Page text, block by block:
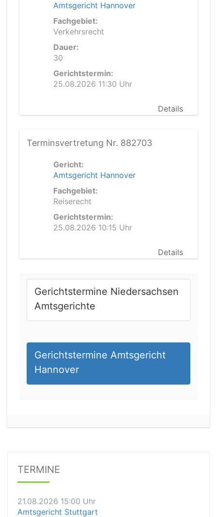
Amtsgericht Hannover
Fachgebiet:
Verkehrsrecht
Dauer:
30
Gerichtstermin:
25.08.2026 11:30 Uhr
Details
Terminsvertretung Nr. 882703
Gericht:
Amtsgericht Hannover
Fachgebiet:
Reiserecht
Gerichtstermin:
25.08.2026 10:15 Uhr
Details
Gerichtstermine Niedersachsen
Amtsgerichte
Gerichtstermine Amtsgericht
Hannover
TERMINE
Amtsgericht Unna
21.08.2026 15:00 Uhr
Amtsgericht Stuttgart
Dauer: 30